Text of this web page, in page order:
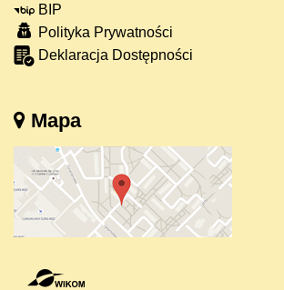
BIP
Polityka Prywatności
Deklaracja Dostępności
Mapa